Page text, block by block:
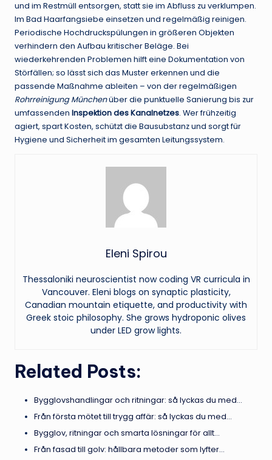
und im Restmüll entsorgen, statt sie im Abfluss zu verklumpen.
Im Bad Haarfangsiebe einsetzen und regelmäßig reinigen.
Periodische Hochdruckspülungen in größeren Objekten
verhindern den Aufbau kritischer Beläge. Bei
wiederkehrenden Problemen hilft eine Dokumentation von
Störfällen; so lässt sich das Muster erkennen und die
passende Maßnahme ableiten – von der regelmäßigen
Rohrreinigung Münchenüber die punktuelle Sanierung bis zur
umfassenden Inspektion des Kanalnetzes. Wer frühzeitig
agiert, spart Kosten, schützt die Bausubstanz und sorgt für
Hygiene und Sicherheit im gesamten Leitungssystem.
Eleni Spirou
Thessaloniki neuroscientist now coding VR curricula in
Vancouver. Eleni blogs on synaptic plasticity,
Canadian mountain etiquette, and productivity with
Greek stoic philosophy. She grows hydroponic olives
under LED grow lights.
Related Posts:
Bygglovshandlingar och ritningar: så lyckas du med…
Från första mötet till trygg affär: så lyckas du med…
Bygglov, ritningar och smarta lösningar för allt…
Från fasad till golv: hållbara metoder som lyfter…